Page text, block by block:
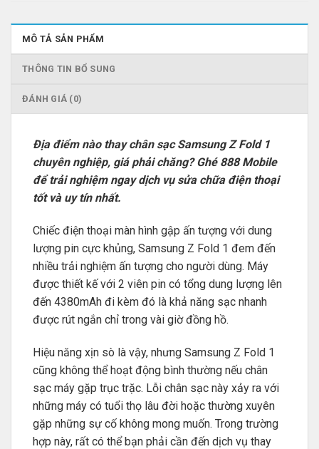
MÔ TẢ SẢN PHẨM
THÔNG TIN BỔ SUNG
ĐÁNH GIÁ (0)
Địa điểm nào thay chân sạc Samsung Z Fold 1
chuyên nghiệp, giá phải chăng? Ghé 888 Mobile
để trải nghiệm ngay dịch vụ sửa chữa điện thoại
tốt và uy tín nhất.
Chiếc điện thoại màn hình gập ấn tượng với dung
lượng pin cực khủng, Samsung Z Fold 1 đem đến
nhiều trải nghiệm ấn tượng cho người dùng. Máy
được thiết kế với 2 viên pin có tổng dung lượng lên
đến 4380mAh đi kèm đó là khả năng sạc nhanh
được rút ngắn chỉ trong vài giờ đồng hồ.
Hiệu năng xịn sò là vậy, nhưng Samsung Z Fold 1
cũng không thể hoạt động bình thường nếu chân
sạc máy gặp trục trặc. Lỗi chân sạc này xảy ra với
những máy có tuổi thọ lâu đời hoặc thường xuyên
gặp những sự cố không mong muốn. Trong trường
hợp này, rất có thể bạn phải cần đến dịch vụ thay